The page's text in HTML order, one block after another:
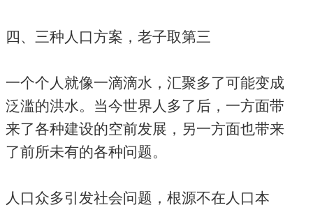
四、三种人口方案，老子取第三
一个个人就像一滴滴水，汇聚多了可能变成
泛滥的洪水。当今世界人多了后，一方面带
来了各种建设的空前发展，另一方面也带来
了前所未有的各种问题。
人口众多引发社会问题，根源不在人口本